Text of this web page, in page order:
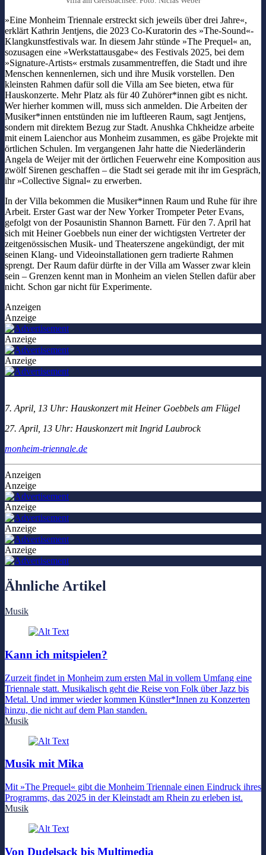
»Eine Monheim Triennale erstreckt sich jeweils über drei Jahre«,
erklärt Kathrin Jentjens, die 2023 Co-Kuratorin des »The-Sound«-
Klangkunstfestivals war. In diesem Jahr stünde »The Prequel« an,
sozusagen eine »Werkstattausgabe« des Festivals 2025, bei dem
»Signature-Artists« erstmals zusammentreffen, die Stadt und ihre
Menschen kennenlernen, sich und ihre Musik vorstellen. Den
kleinsten Rahmen dafür soll die Villa am See bieten, etwa für
Hauskonzerte. Mehr Platz als für 40 Zuhörer*innen gibt es nicht.
Wer hierher kommen will, muss sich anmelden. Die Arbeiten der
Musiker*innen entstünden nie im luftleeren Raum, sagt Jentjens,
sondern mit direktem Bezug zur Stadt. Anushka Chkheidze arbeite
mit einem Laienchor aus Monheim zusammen, es gäbe Projekte mit
örtlichen Schulen. Im vergangenen Jahr hatte die Niederländerin
Angela de Weijer mit der örtlichen Feuerwehr eine Komposition aus
zwölf Sirenen geschaffen – die Stadt sei gerade mit ihr im Gespräch,
ihr »Collective Signal« zu erwerben.
In der Villa bekommen die Musiker*innen Raum und Ruhe für ihre
Arbeit. Erster Gast war der New Yorker Trompeter Peter Evans,
gefolgt von der Posaunistin Shannon Barnett. Für den 7. April hat
sich mit Heiner Goebbels nun einer der wichtigsten Vertreter der
zeitgenössischen Musik- und Theaterszene angekündigt, der mit
seinen Klang- und Videoinstallationen gern tradierte Rahmen
sprengt. Der Raum dafür dürfte in der Villa am Wasser zwar klein
sein – Grenzen kennt man in Monheim an vielen Stellen dafür aber
nicht. Schon gar nicht für Experimente.
Anzeigen
Anzeige
Anzeige
Anzeige
7. April, 13 Uhr: Hauskonzert mit Heiner Goebbels am Flügel
27. April, 13 Uhr: Hauskonzert mit Ingrid Laubrock
monheim-triennale.de
Anzeigen
Anzeige
Anzeige
Anzeige
Anzeige
Ähnliche Artikel
Musik
Kann ich mitspielen?
Zurzeit findet in Monheim zum ersten Mal in vollem Umfang eine
Triennale statt. Musikalisch geht die Reise von Folk über Jazz bis
Metal. Und immer wieder kommen Künstler*Innen zu Konzerten
hinzu, die nicht auf dem Plan standen.
Musik
Musik mit Mika
Mit »The Prequel« gibt die Monheim Triennale einen Eindruck ihres
Programms, das 2025 in der Kleinstadt am Rhein zu erleben ist.
Musik
Von Dudelsack bis Multimedia